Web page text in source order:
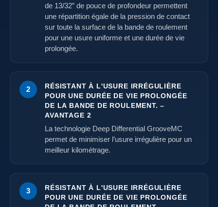
de 13/32” de pouce de profondeur permettent
une répartition égale de la pression de contact
sur toute la surface de la bande de roulement
pour une usure uniforme et une durée de vie
prolongée.
2
RÉSISTANT À L'USURE IRRÉGULIÈRE
POUR UNE DURÉE DE VIE PROLONGÉE
DE LA BANDE DE ROULEMENT. –
AVANTAGE 2
La technologie Deep Differential GrooveMC
permet de minimiser l’usure irrégulière pour un
meilleur kilométrage.
3
RÉSISTANT À L'USURE IRRÉGULIÈRE
POUR UNE DURÉE DE VIE PROLONGÉE